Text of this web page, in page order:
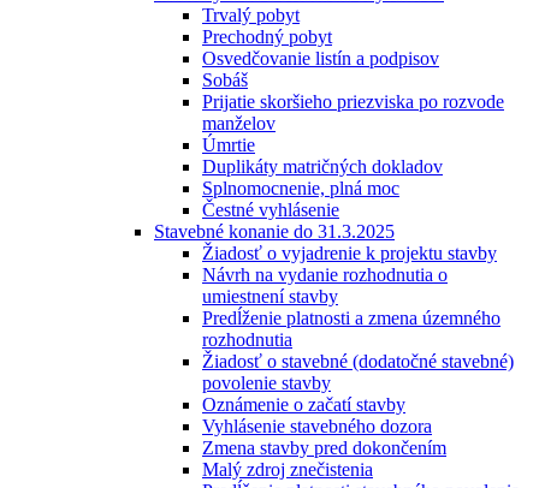
Trvalý pobyt
Prechodný pobyt
Osvedčovanie listín a podpisov
Sobáš
Prijatie skoršieho priezviska po rozvode
manželov
Úmrtie
Duplikáty matričných dokladov
Splnomocnenie, plná moc
Čestné vyhlásenie
Stavebné konanie do 31.3.2025
Žiadosť o vyjadrenie k projektu stavby
Návrh na vydanie rozhodnutia o
umiestnení stavby
Predĺženie platnosti a zmena územného
rozhodnutia
Žiadosť o stavebné (dodatočné stavebné)
povolenie stavby
Oznámenie o začatí stavby
Vyhlásenie stavebného dozora
Zmena stavby pred dokončením
Malý zdroj znečistenia